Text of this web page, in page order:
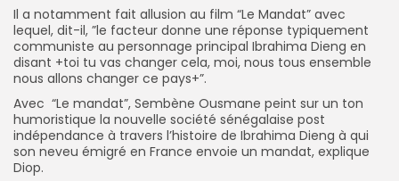
Il a notamment fait allusion au film “Le Mandat” avec
lequel, dit-il, ”le facteur donne une réponse typiquement
communiste au personnage principal Ibrahima Dieng en
disant +toi tu vas changer cela, moi, nous tous ensemble
nous allons changer ce pays+”.
Avec “Le mandat”, Sembène Ousmane peint sur un ton
humoristique la nouvelle société sénégalaise post
indépendance à travers l’histoire de Ibrahima Dieng à qui
son neveu émigré en France envoie un mandat, explique
Diop.